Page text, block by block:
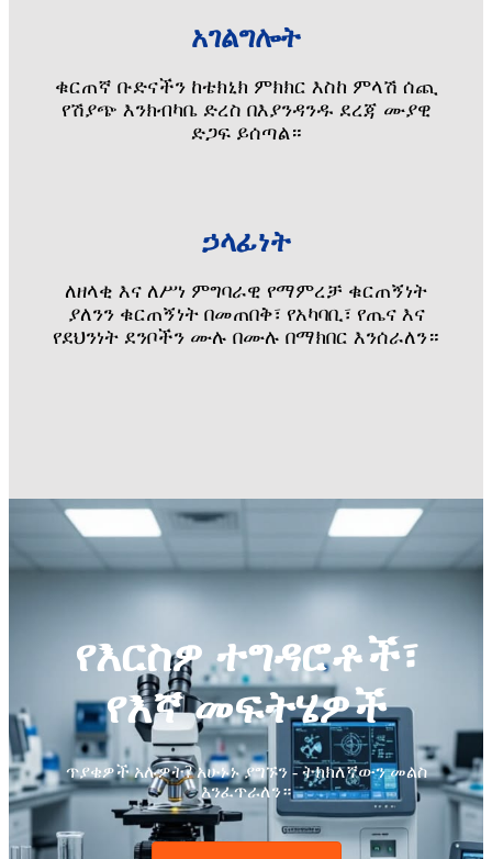
አገልግሎት
ቁርጠኛ ቡድናችን ከቴክኒክ ምክክር እስከ ምላሽ ሰጪ
የሽያጭ እንክብካቤ ድረስ በእያንዳንዱ ደረጃ ሙያዊ
ድጋፍ ይሰጣል።
ኃላፊነት
ለዘላቂ እና ለሥነ ምግባራዊ የማምረቻ ቁርጠኝነት
ያለንን ቁርጠኝነት በመጠበቅ፣ የአካባቢ፣ የጤና እና
የደህንነት ደንቦችን ሙሉ በሙሉ በማክበር እንሰራለን።
የእርስዎ ተግዳሮቶች፣
የእኛ መፍትሄዎች
ጥያቄዎች አሉዎት? አሁኑኑ ያግኙን - ትክክለኛውን መልስ
እንፈጥራለን።